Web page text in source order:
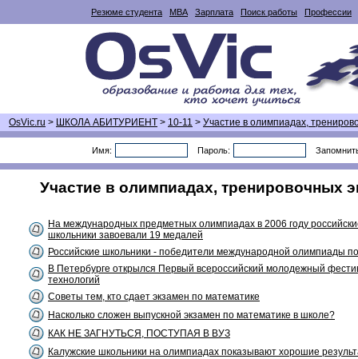
Резюме студента MBA Зарплата Поиск работы Профессии
OsVic.ru > ШКОЛА АБИТУРИЕНТ > 10-11 > Участие в олимпиадах,
Имя: Пароль:
Участие в олимпиадах, тренировочных
На международных предметных олимпиадах в 2006 году
школьники завоевали 19 медалей
Российские школьники - победители международной олимпиады
В Петербурге открылся Первый всероссийский молодежный
технологий
Советы тем, кто сдает экзамен по математике
Насколько сложен выпускной экзамен по математике в школе?
КАК НЕ ЗАГНУТЬСЯ, ПОСТУПАЯ В ВУЗ
Калужские школьники на олимпиадах показывают хорошие